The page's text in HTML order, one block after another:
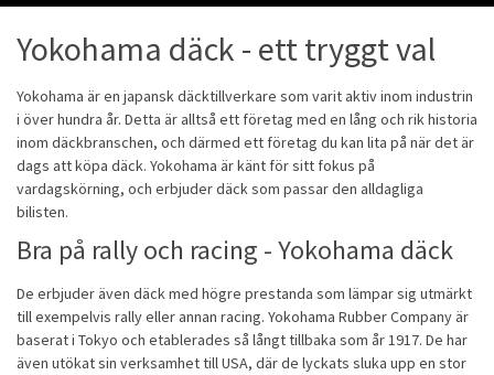
Yokohama däck - ett tryggt val
Yokohama är en japansk däcktillverkare som varit aktiv inom industrin
i över hundra år. Detta är alltså ett företag med en lång och rik historia
inom däckbranschen, och därmed ett företag du kan lita på när det är
dags att köpa däck. Yokohama är känt för sitt fokus på
vardagskörning, och erbjuder däck som passar den alldagliga
bilisten.
Bra på rally och racing - Yokohama däck
De erbjuder även däck med högre prestanda som lämpar sig utmärkt
till exempelvis rally eller annan racing. Yokohama Rubber Company är
baserat i Tokyo och etablerades så långt tillbaka som år 1917. De har
även utökat sin verksamhet till USA, där de lyckats sluka upp en stor